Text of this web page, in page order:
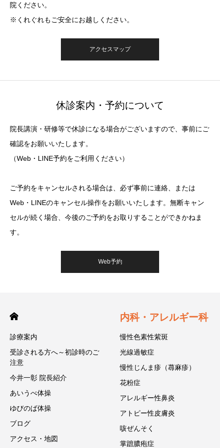
院ください。
※くれぐれもご安全にお越しください。
アクセスマップ
休診案内・予約について
院長講演・研修等で休診になる場合がございますので、事前にご
確認をお願いいたします。
（Web・LINE予約をご利用ください）
ご予約をキャンセルされる場合は、必ず事前に連絡、または
Web・LINEのキャンセル操作をお願いいたします。無断キャン
セルが続く場合、今後のご予約をお取りすることができかねま
す。
Web予約
診療案内
受診される方へ～初診時のご
注意
今井一彰 院長紹介
あいうべ体操
ゆびのば体操
ブログ
アクセス・地図
内科・アレルギー科
慢性色素性紫斑
光線過敏症
慢性じんま疹（蕁麻疹）
花粉症
アレルギー性鼻炎
アトピー性皮膚炎
咳ぜんそく
掌蹠膿疱症